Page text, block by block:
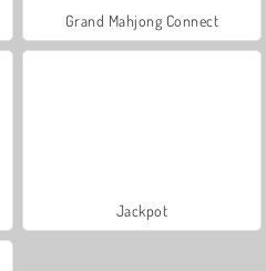
Grand Mahjong Connect
Jackpot